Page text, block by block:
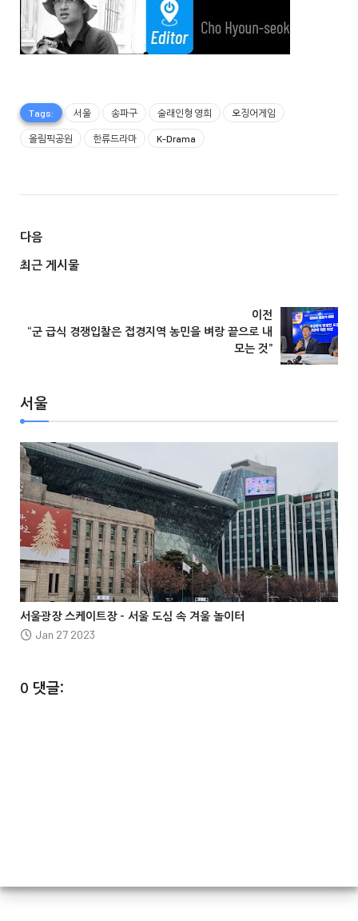
Tags: 서울 송파구 술래인형 영희 오징어게임
올림픽공원 한류드라마 K-Drama
다음
최근 게시물
이전
“군 급식 경쟁입찰은 접경지역 농민을 벼랑 끝으로 내
모는 것”
서울
 

서울광장 스케이트장 – 서울 도심 속 겨울 놀이터
Jan 27 2023

0 댓글: